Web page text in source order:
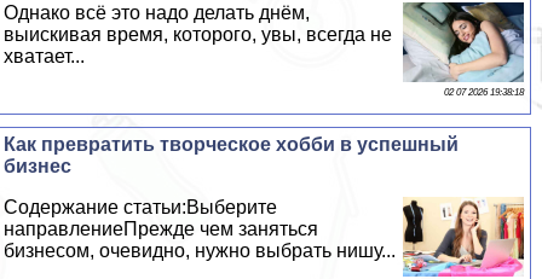
Однако всё это надо делать днём,
выискивая время, которого, увы, всегда не
хватает...
02 07 2026 19:38:18
Как превратить творческое хобби в успешный
бизнес
Содержание статьи:Выберите
направлениеПрежде чем заняться
бизнесом, очевидно, нужно выбрать нишу...